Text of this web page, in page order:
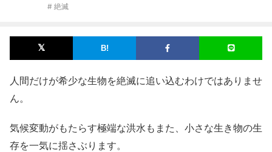
# 絶滅
人間だけが希少な生物を絶滅に追い込むわけではありませ
ん。
気候変動がもたらす極端な洪水もまた、小さな生き物の生
存を一気に揺さぶります。